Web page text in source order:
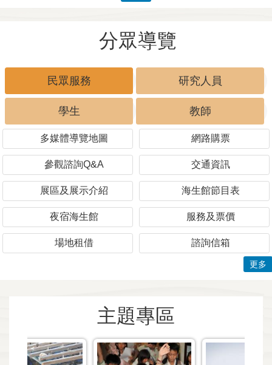
分眾導覽
民眾服務 研究人員
學生 教師
多媒體導覽地圖 網路購票
參觀諮詢Q&A 交通資訊
展區及展示介紹 海生館節目表
夜宿海生館 服務及票價
場地租借 諮詢信箱
更多
主題專區